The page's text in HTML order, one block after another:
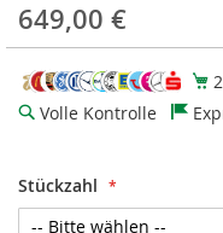
649,00 €
Volle Kontrolle
Stückzahl